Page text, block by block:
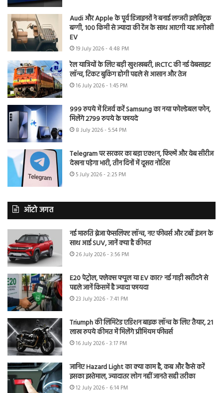
Audi और Apple के पूर्व डिजाइनरों ने बनाई लग्जरी इलेक्ट्रिक
बग्गी, 100 किमी से ज्यादा की रेंज के साथ आएगी यह अनोखी
EV
19 July 2026 - 4:48 PM
रेल यात्रियों के लिए बड़ी खुशखबरी, IRCTC की नई वेबसाइट
लॉन्च, टिकट बुकिंग होगी पहले से आसान और तेज
16 July 2026 - 1:45 PM
999 रुपये में रिजर्व करें Samsung का नया फोल्डेबल फोन,
मिलेंगे 2799 रुपये के फायदे
8 July 2026 - 5:54 PM
Telegram पर सरकार का बड़ा एक्शन, फिल्में और वेब सीरीज
देखना पड़ेगा भारी, तीन दिनों में दूसरा नोटिस
5 July 2026 - 2:25 PM
ऑटो जगत
नई मारुति ब्रेजा फेसलिफ्ट लॉन्च, नए फीचर्स और टर्बो इंजन के
साथ आई SUV, जानें क्या है कीमत
26 July 2026 - 3:56 PM
E20 पेट्रोल, फ्लेक्स फ्यूल या EV कार? नई गाड़ी खरीदने से
पहले जानें किसमें है ज्यादा फायदा
23 July 2026 - 7:41 PM
Triumph की लिमिटेड एडिशन बाइक लॉन्च के लिए तैयार, 21
लाख रुपये कीमत में मिलेंगे प्रीमियम फीचर्स
16 July 2026 - 3:17 PM
जानिए Hazard Light का क्या काम है, कब और कैसे करें
इसका इस्तेमाल, ज्यादातर लोग नहीं जानते सही तरीका
12 July 2026 - 6:14 PM